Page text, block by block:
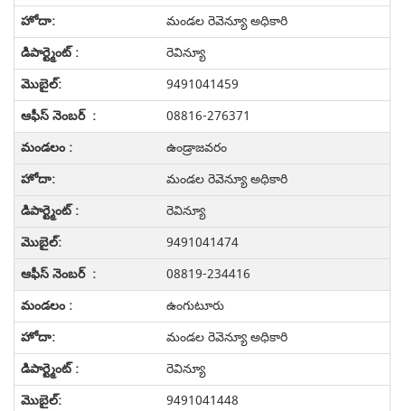
మండల రెవెన్యూ అధికారి
రెవిన్యూ
9491041459
08816-276371
ఉండ్రాజవరం
మండల రెవెన్యూ అధికారి
రెవిన్యూ
9491041474
08819-234416
ఉంగుటూరు
మండల రెవెన్యూ అధికారి
రెవిన్యూ
9491041448